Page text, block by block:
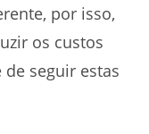
por isso,
os custos
seguir estas